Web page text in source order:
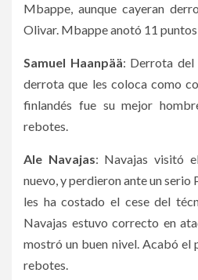
Mbappe, aunque cayeran
Olivar. Mbappe anotó 11
Samuel Haanpää: Derrota del
derrota que les coloca como
finlandés fue su mejor
rebotes.
Ale Navajas: Navajas visitó
nuevo, y perdieron ante un serio
les ha costado el cese del
Navajas estuvo correcto en
mostró un buen nivel. Acabó el
rebotes.